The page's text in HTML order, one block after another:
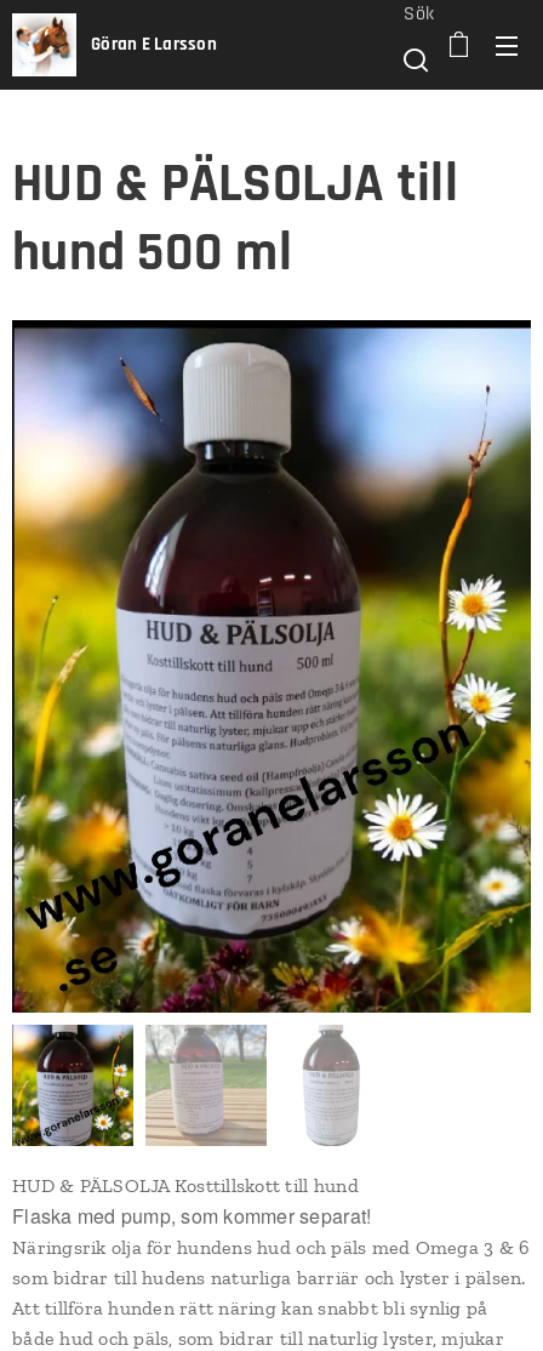
Göran E Larsson
Sök
HUD & PÄLSOLJA till
hund 500 ml
HUD & PÄLSOLJA Kosttillskott till hund
Flaska med pump, som kommer separat!
Näringsrik olja för hundens hud och päls med Omega 3 & 6
som bidrar till hudens naturliga barriär och lyster i pälsen.
Att tillföra hunden rätt näring kan snabbt bli synlig på
både hud och päls, som bidrar till naturlig lyster, mjukar